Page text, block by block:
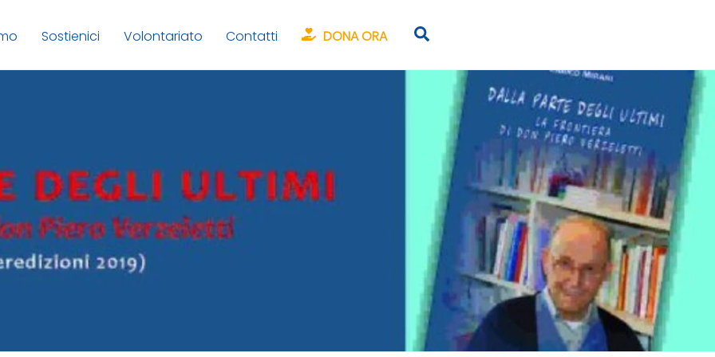
Search
Sostienici Volontariato Contatti DONA ORA